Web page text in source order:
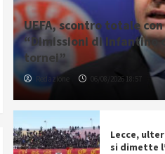
UEFA, scontro totale
“Dimissioni di Infantino
tornei”
Redazione 06/08/2026 18:57
Lecce,
si dimette